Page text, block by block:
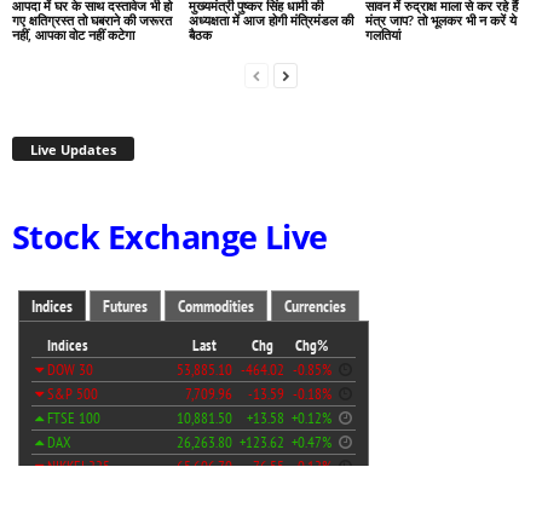
आपदा में घर के साथ दस्तावेज भी हो
गए क्षतिग्रस्त तो घबराने की जरूरत
नहीं, आपका वोट नहीं कटेगा
मुख्यमंत्री पुष्कर सिंह धामी की
अध्यक्षता में आज होगी मंत्रिमंडल की
बैठक
सावन में रुद्राक्ष माला से कर रहे हैं
मंत्र जाप? तो भूलकर भी न करें ये
गलतियां
Live Updates
Stock Exchange Live